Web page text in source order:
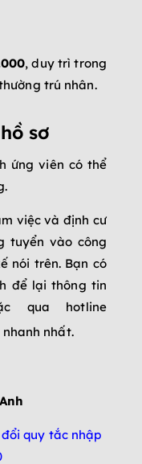
, duy trì trong
trú nhân.
sơ
ứng viên có thể
việc và định cư
tuyển vào công
nói trên. Bạn có
để lại thông tin
qua hotline
nhất.
quy tắc nhập